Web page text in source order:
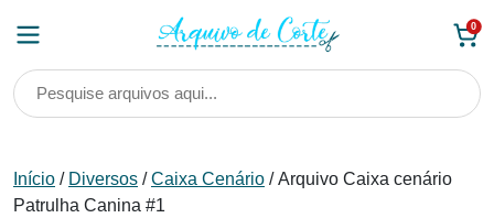
0
Início / Diversos /Caixa Cenário / Arquivo Caixa cenário
Patrulha Canina #1